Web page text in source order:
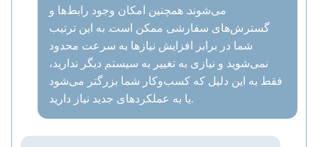
می‌شوند. همچنین امکان وجود رابط‌ها و
گسترش‌های سفارشی ممکن است. به این ترتیب
شما در برابر افزایش نیازها به سرعت محدود
نمی‌شوید و نیازی به تغییر به سیستم دیگر ندارید،
فقط به این دلیل که کسب‌وکار شما بزرگتر می‌شود
یا به عملکردهای جدید نیاز دارید.